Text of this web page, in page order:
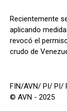
Recientemente
aplicando
revocó el
crudo de
FIN/AVN/ PI/ PI/
© AVN - 2025